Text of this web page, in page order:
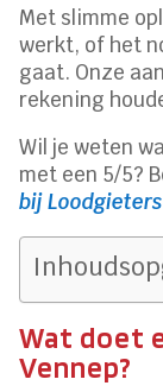
Met slimme
werkt, of het
gaat. Onze
rekening
Wil je weten
met een 5/5?
bij
Wat doet
Vennep?